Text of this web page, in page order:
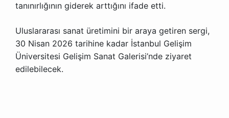
tanınırlığının giderek arttığını ifade etti.
Uluslararası sanat üretimini bir araya getiren sergi,
30 Nisan 2026 tarihine kadar İstanbul Gelişim
Üniversitesi Gelişim Sanat Galerisi’nde ziyaret
edilebilecek.